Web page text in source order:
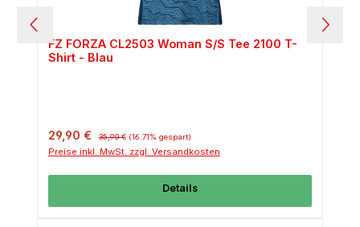
FZ FORZA CL2503 Woman S/S Tee 2100 T-
Shirt - Blau
Verkaufspreis:
29,90 € 35,90 € (16.71% gespart)
Preise inkl. MwSt. zzgl. Versandkosten
Details